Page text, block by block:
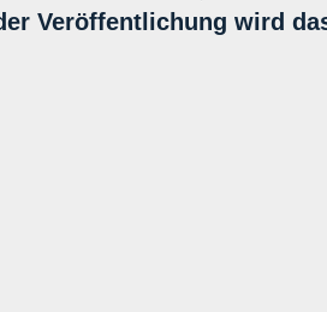
Veröffentlichung wird